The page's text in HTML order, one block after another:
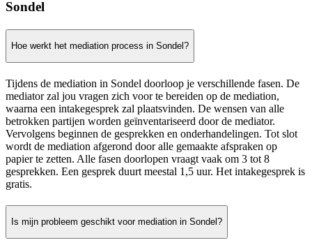
Sondel
Hoe werkt het mediation process in Sondel?
Tijdens de mediation in Sondel doorloop je verschillende fasen. De
mediator zal jou vragen zich voor te bereiden op de mediation,
waarna een intakegesprek zal plaatsvinden. De wensen van alle
betrokken partijen worden geïnventariseerd door de mediator.
Vervolgens beginnen de gesprekken en onderhandelingen. Tot slot
wordt de mediation afgerond door alle gemaakte afspraken op
papier te zetten. Alle fasen doorlopen vraagt vaak om 3 tot 8
gesprekken. Een gesprek duurt meestal 1,5 uur. Het intakegesprek is
gratis.
Is mijn probleem geschikt voor mediation in Sondel?